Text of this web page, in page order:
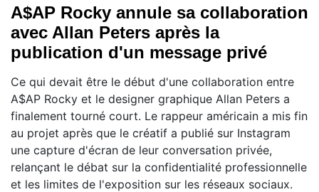
A$AP Rocky annule sa collaboration
avec Allan Peters après la
publication d'un message privé
Ce qui devait être le début d'une collaboration entre
A$AP Rocky et le designer graphique Allan Peters a
finalement tourné court. Le rappeur américain a mis fin
au projet après que le créatif a publié sur Instagram
une capture d'écran de leur conversation privée,
relançant le débat sur la confidentialité professionnelle
et les limites de l'exposition sur les réseaux sociaux.